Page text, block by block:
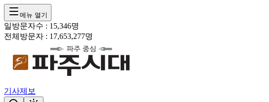
메뉴 열기
일방문자수 : 15,346명
전체방문자 : 17,653,277명
기사제보